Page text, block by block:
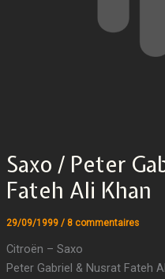
Saxo / Peter
Fateh Ali Khan
29/09/1999 / 8 commentaires
Citroën – Saxo
Peter Gabriel & Nusrat Fateh